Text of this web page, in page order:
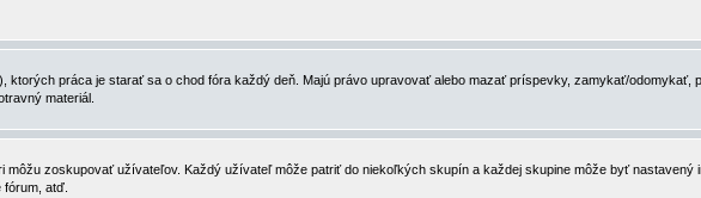
ktorých práca je starať sa o chod fóra každý deň. Majú právo upravovať alebo mazať príspevky, zamykať/
materiál.
zoskupovať užívateľov. Každý užívateľ môže patriť do niekoľkých skupín a každej skupine môže byť
atď.